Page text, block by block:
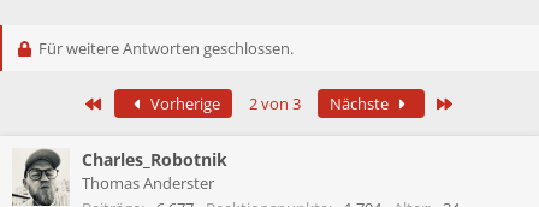
t
r
t
l
a
m
Für weitere Antworten geschlossen.
Erste Vorherige 2 von 3 Nächste
Charles_Robotnik
Thomas Anderster